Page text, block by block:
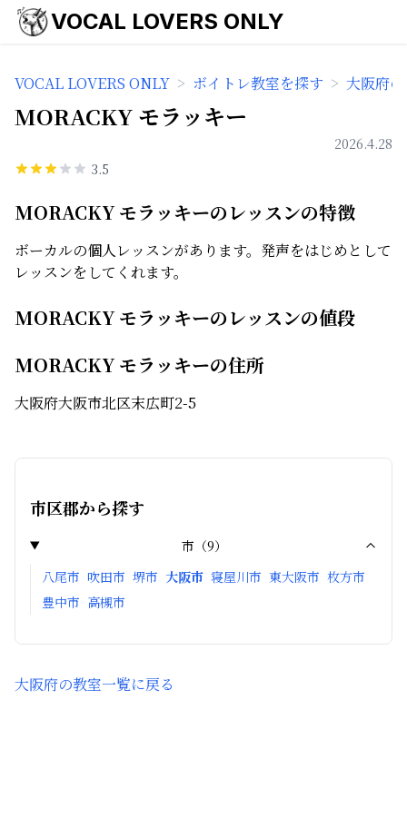
VOCAL LOVERS ONLY
VOCAL LOVERS ONLY > ボイトレ教室を探す > 大阪府
MORACKY モラッキー
2026.4.28
3.5
MORACKY モラッキーのレッスンの特徴
ボーカルの個人レッスンがあります。発声をはじめとして
レッスンをしてくれます。
MORACKY モラッキーのレッスンの値段
MORACKY モラッキーの住所
大阪府大阪市北区末広町2-5
市区郡から探す
市 （9）
八尾市 吹田市 堺市 大阪市 寝屋川市 東大阪市 枚方市
豊中市 高槻市
大阪府の教室一覧に戻る